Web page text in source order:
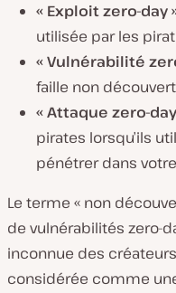
« Exploit zero-day
utilisée par les
« Vulnérabilité
faille non
« Attaque zero-
pirates lorsqu’ils
pénétrer dans
Le terme « non
de vulnérabilités zero-
inconnue des
considérée comme